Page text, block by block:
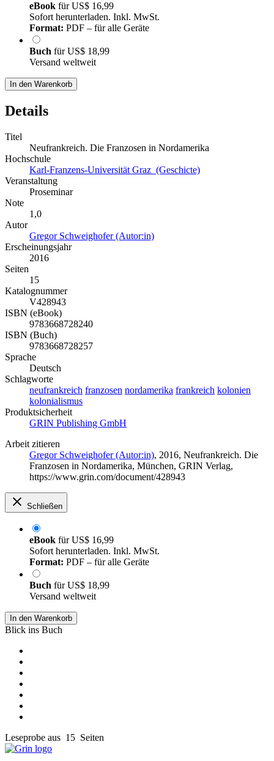
eBook fürUS$ 16,99
Sofort herunterladen. Inkl. MwSt.
Format: PDF – für alle Geräte
Buch fürUS$ 18,99
Versand weltweit
In den Warenkorb
Details
Titel
Neufrankreich. Die Franzosen in Nordamerika
Hochschule
Karl-Franzens-Universität Graz (Geschicte)
Veranstaltung
Proseminar
Note
1,0
Autor
Gregor Schweighofer (Autor:in)
Erscheinungsjahr
2016
Seiten
15
Katalognummer
V428943
ISBN (eBook)
9783668728240
ISBN (Buch)
9783668728257
Sprache
Deutsch
Schlagworte
neufrankreich franzosen nordamerika frankreich kolonien
kolonialismus
Produktsicherheit
GRIN Publishing GmbH
Arbeit zitieren
Gregor Schweighofer (Autor:in), 2016, Neufrankreich. Die
Franzosen in Nordamerika, München, GRIN Verlag,
https://www.grin.com/document/428943
Schließen
eBook fürUS$ 16,99
Sofort herunterladen. Inkl. MwSt.
Format: PDF – für alle Geräte
Buch fürUS$ 18,99
Versand weltweit
In den Warenkorb
Blick ins Buch
Leseprobe aus 15 Seiten